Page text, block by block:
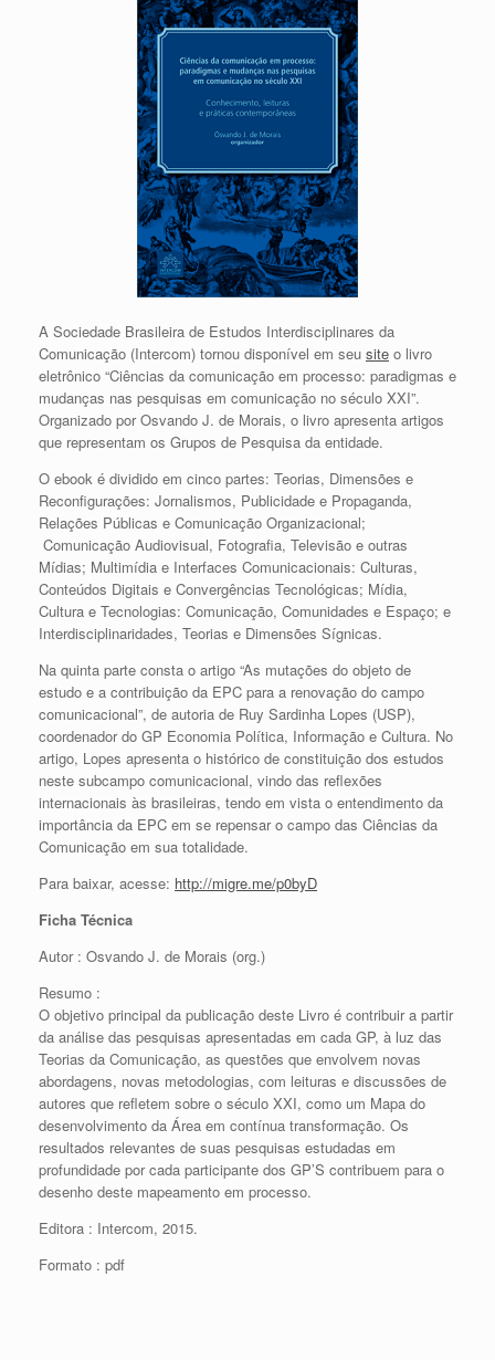
A Sociedade Brasileira de Estudos Interdisciplinares da
Comunicação (Intercom) tornou disponível em seu site o livro
eletrônico “Ciências da comunicação em processo: paradigmas e
mudanças nas pesquisas em comunicação no século XXI”.
Organizado por Osvando J. de Morais, o livro apresenta artigos
que representam os Grupos de Pesquisa da entidade.
O ebook é dividido em cinco partes: Teorias, Dimensões e
Reconfigurações: Jornalismos, Publicidade e Propaganda,
Relações Públicas e Comunicação Organizacional;
Comunicação Audiovisual, Fotografia, Televisão e outras
Mídias; Multimídia e Interfaces Comunicacionais: Culturas,
Conteúdos Digitais e Convergências Tecnológicas; Mídia,
Cultura e Tecnologias: Comunicação, Comunidades e Espaço; e
Interdisciplinaridades, Teorias e Dimensões Sígnicas.
Na quinta parte consta o artigo “As mutações do objeto de
estudo e a contribuição da EPC para a renovação do campo
comunicacional”, de autoria de Ruy Sardinha Lopes (USP),
coordenador do GP Economia Política, Informação e Cultura. No
artigo, Lopes apresenta o histórico de constituição dos estudos
neste subcampo comunicacional, vindo das reflexões
internacionais às brasileiras, tendo em vista o entendimento da
importância da EPC em se repensar o campo das Ciências da
Comunicação em sua totalidade.
Para baixar, acesse: http://migre.me/p0byD
Ficha Técnica
Autor : Osvando J. de Morais (org.)
Resumo :
O objetivo principal da publicação deste Livro é contribuir a partir
da análise das pesquisas apresentadas em cada GP, à luz das
Teorias da Comunicação, as questões que envolvem novas
abordagens, novas metodologias, com leituras e discussões de
autores que refletem sobre o século XXI, como um Mapa do
desenvolvimento da Área em contínua transformação. Os
resultados relevantes de suas pesquisas estudadas em
profundidade por cada participante dos GP’S contribuem para o
desenho deste mapeamento em processo.
Editora : Intercom, 2015.
Formato : pdf